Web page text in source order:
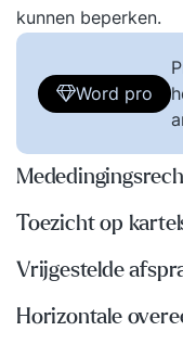
kunnen beperken.
Word pro
Toezicht op
Vrijgestelde
Horizontale